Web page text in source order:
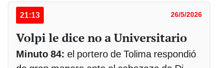
21:13 26/5/2026
Volpi le dice no a Universitario
Minuto 84: el portero de Tolima respondió